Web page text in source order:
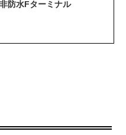
防水Fターミナル